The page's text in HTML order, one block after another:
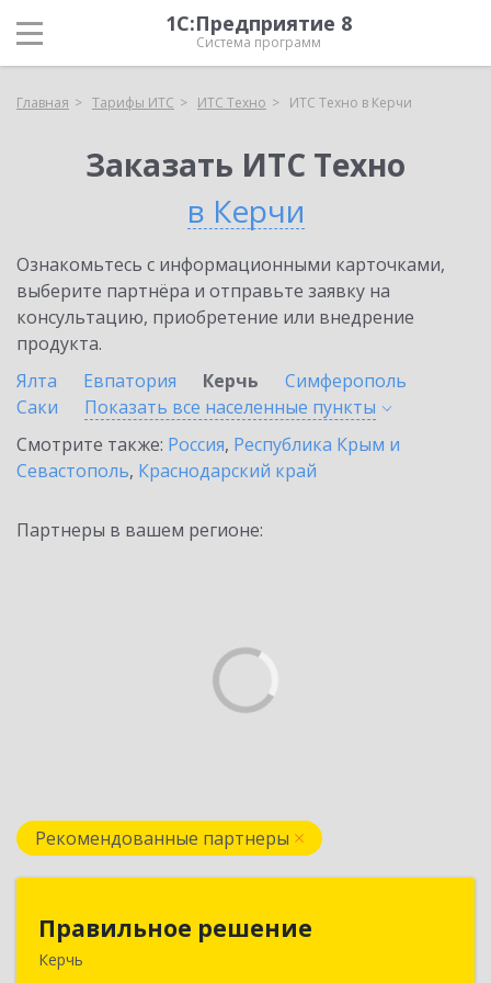
1С:Предприятие 8
Система программ
Главная Тарифы ИТС ИТС Техно ИТС Техно в Керчи
Заказать ИТС Техно
в Керчи
Ознакомьтесь с информационными карточками,
выберите партнёра и отправьте заявку на
консультацию, приобретение или внедрение
продукта.
Ялта
Евпатория Керчь
Симферополь
Саки
Показать все населенные пункты
Смотрите также: Россия, Республика Крым и
Севастополь, Краснодарский край
Партнеры в вашем регионе:
Рекомендованные партнеры
Правильное решение
Керчь298330, Крым Респ, Керчь г, Адмиралтейский